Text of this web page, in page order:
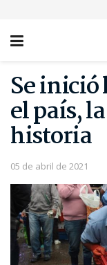
Se inició
el país,
historia
05 de abril de 2021